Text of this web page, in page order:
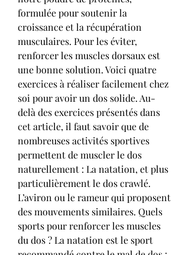
formulée pour soutenir la
croissance et la récupération
musculaires. Pour les éviter,
renforcer les muscles dorsaux est
une bonne solution. Voici quatre
exercices à réaliser facilement chez
soi pour avoir un dos solide. Au-
delà des exercices présentés dans
cet article, il faut savoir que de
nombreuses activités sportives
permettent de muscler le dos
naturellement : La natation, et plus
particulièrement le dos crawlé.
L’aviron ou le rameur qui proposent
des mouvements similaires. Quels
sports pour renforcer les muscles
du dos ? La natation est le sport